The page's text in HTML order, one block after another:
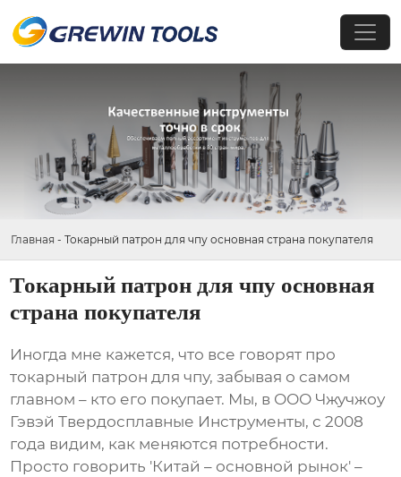
Главная - Токарный патрон для чпу основная страна покупателя
Токарный патрон для чпу основная
страна покупателя
Иногда мне кажется, что все говорят про
токарный патрон для чпу, забывая о самом
главном – кто его покупает. Мы, в ООО Чжучжоу
Гэвэй Твердосплавные Инструменты, с 2008
года видим, как меняются потребности.
Просто говорить 'Китай – основной рынок' –